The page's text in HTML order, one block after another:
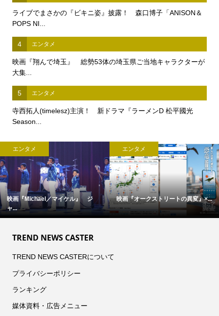
ライブでまさかの『ビキニ姿』披露！ 森口博子「ANISON＆
POPS NI...
4 エンタメ
映画『翔んで埼玉』 総勢53体の埼玉県ご当地キャラクターが
大集...
5 エンタメ
寺西拓人(timelesz)主演！ 新ドラマ『ラーメンD 松平國光
Season...
エンタメ
映画『Michael／マイケル』 ジ
ャ...
エンタメ
映画『オークストリートの異変』×...
TREND NEWS CASTER
TREND NEWS CASTERについて
プライバシーポリシー
ランキング
媒体資料・広告メニュー